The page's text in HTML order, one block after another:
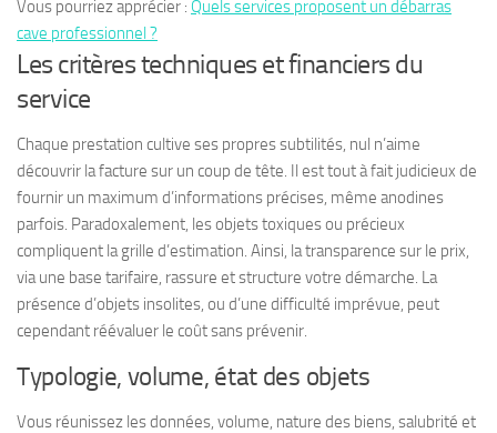
Vous pourriez apprécier : Quels services proposent un débarras
cave professionnel ?
Les critères techniques et financiers du
service
Chaque prestation cultive ses propres subtilités, nul n’aime
découvrir la facture sur un coup de tête. Il est tout à fait judicieux de
fournir un maximum d’informations précises, même anodines
parfois. Paradoxalement, les objets toxiques ou précieux
compliquent la grille d’estimation. Ainsi, la transparence sur le prix,
via une base tarifaire, rassure et structure votre démarche. La
présence d’objets insolites, ou d’une difficulté imprévue, peut
cependant réévaluer le coût sans prévenir.
Typologie, volume, état des objets
Vous réunissez les données, volume, nature des biens, salubrité et